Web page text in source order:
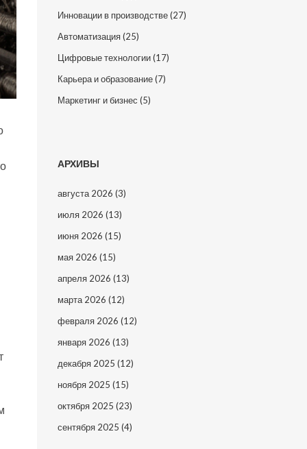
Инновации в производстве(27)
Автоматизация(25)
Цифровые технологии(17)
Карьера и образование(7)
Маркетинг и бизнес (5)
АРХИВЫ
августа 2026 (3)
июля 2026 (13)
июня 2026 (15)
мая 2026 (15)
апреля 2026 (13)
марта 2026 (12)
февраля 2026 (12)
января 2026 (13)
декабря 2025 (12)
ноября 2025 (15)
октября 2025 (23)
сентября 2025 (4)